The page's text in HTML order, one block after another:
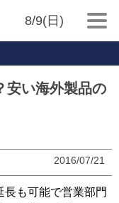
8/9(日)
安い海外製品の
2016/07/21
も可能で営業部門